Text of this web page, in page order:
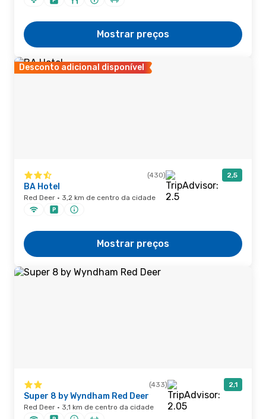
Mostrar preços
Desconto adicional disponível
(430) 2,5
BA Hotel
Red Deer · 3,2 km de centro da cidade
Mostrar preços
(433) 2,1
Super 8 by Wyndham Red Deer
Red Deer · 3,1 km de centro da cidade